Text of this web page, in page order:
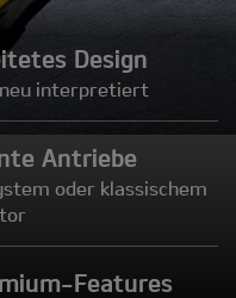
Design
interpretiert
Antriebe
oder klassischem
Features